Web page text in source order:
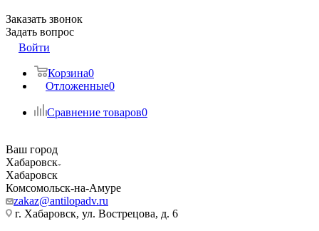
Заказать звонок
Задать вопрос
Войти
Корзина0
Отложенные0
Сравнение товаров0
Ваш город
Хабаровск
Хабаровск
Комсомольск-на-Амуре
zakaz@antilopadv.ru
г. Хабаровск, ул. Вострецова, д. 6